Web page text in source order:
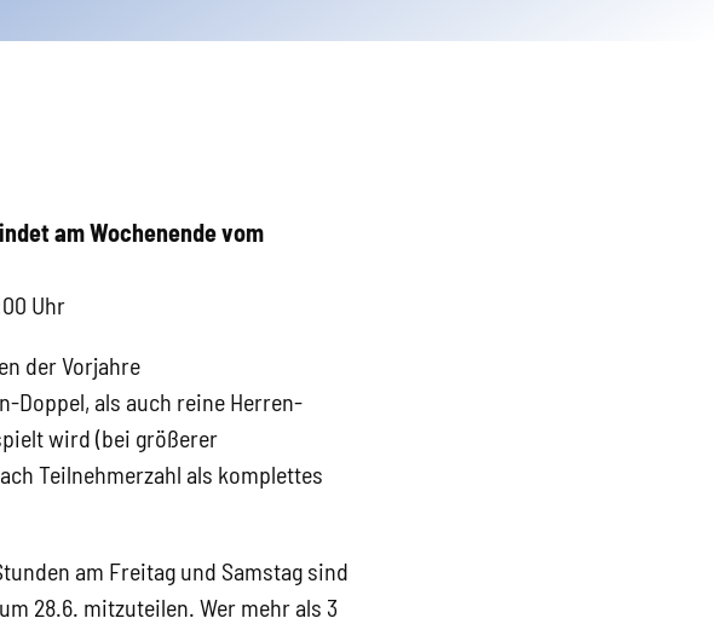
am Wochenende vom
Uhr
der Vorjahre
Doppel, als auch reine Herren-
wird (bei größerer
Teilnehmerzahl als komplettes
am Freitag und Samstag sind
28.6. mitzuteilen. Wer mehr als 3